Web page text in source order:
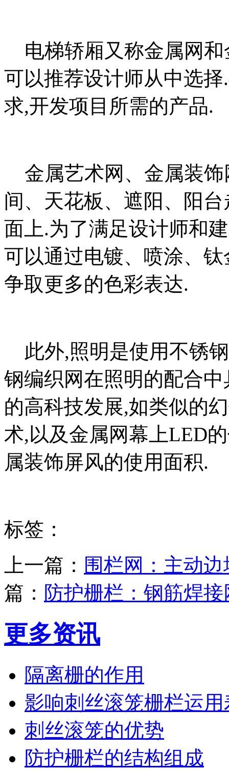
电梯轿厢又称金属网和
可以推荐设计师从中选
求,开发项目所需的产品.
金属艺术网、金属装饰
间、天花板、遮阳、阳
面上.为了满足设计师和
可以通过电镀、喷涂、
争取更多的色彩表达.
此外,照明是使用不锈
钢编织网在照明的配合
的高科技发展,如类似的
术,以及金属网幕上LED
属装饰屏风的使用面积.
标签：
上一篇： 围栏网：主动
篇： 防护栅栏：钢筋焊
更多资讯
隔离栅的作用
影响刺丝滚笼栅栏运
刺丝滚笼的优势
防护栅栏的结构组成